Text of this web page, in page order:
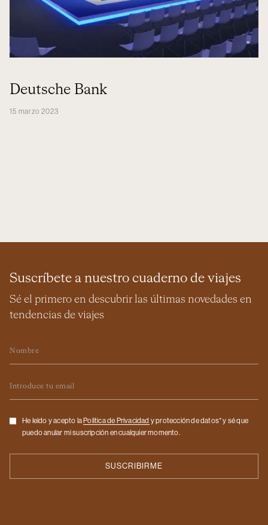
Deutsche Bank
15 marzo 2023
Suscríbete a nuestro cuaderno de viajes
Sé el primero en descubrir las últimas novedades en
tendencias de viajes
Checkbox
He leído y acepto la Politica de Privacidad y protección de datos* y sé que
puedo anular mi suscripción en cualquier momento.